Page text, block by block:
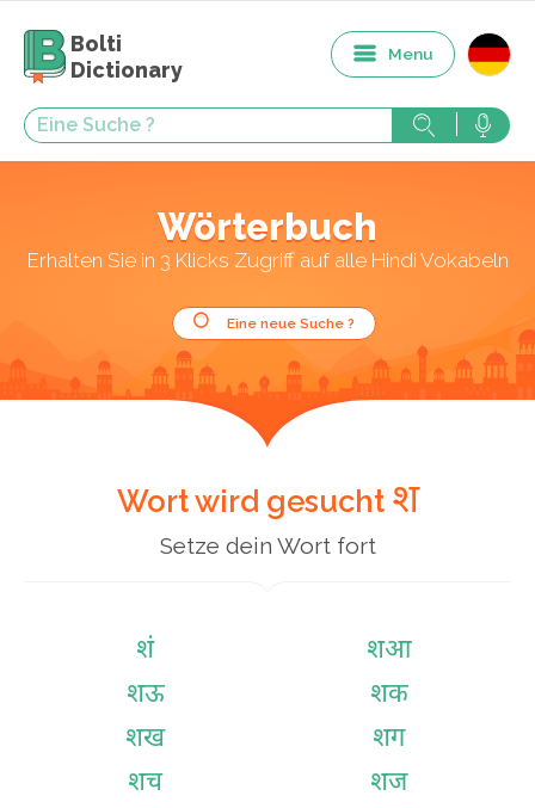
Bolti
Dictionary
Menu
Wörterbuch
Erhalten Sie in 3 Klicks Zugriff auf alle Hindi Vokabeln
Eine neue Suche ?
Wort wird gesucht श
Setze dein Wort fort
शं
शआ
शऊ
शक
शख
शग
शच
शज